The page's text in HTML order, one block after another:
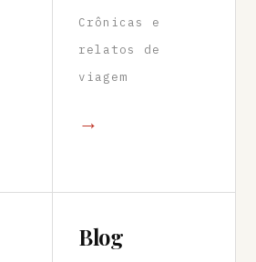
Crônicas e
relatos de
viagem
→
Blog